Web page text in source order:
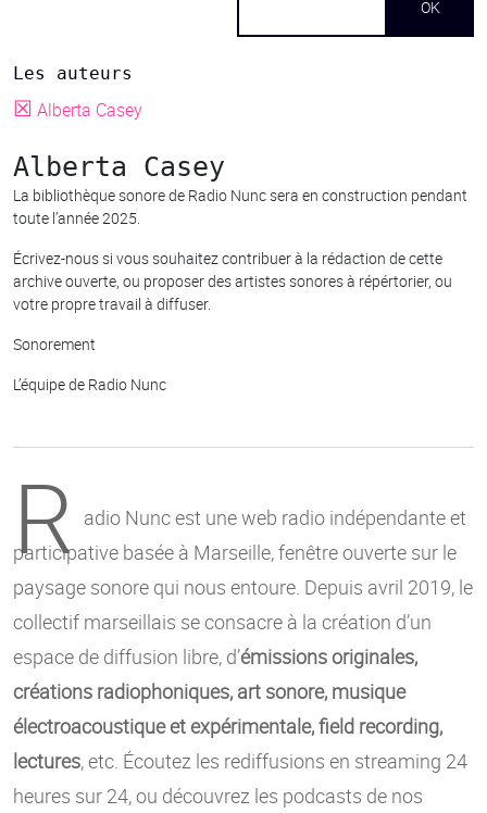
Les auteurs
☒ Alberta Casey
Alberta Casey
La bibliothèque sonore de Radio Nunc sera en construction pendant
toute l’année 2025.
Écrivez-nous si vous souhaitez contribuer à la rédaction de cette
archive ouverte, ou proposer des artistes sonores à répértorier, ou
votre propre travail à diffuser.
Sonorement
L’équipe de Radio Nunc
R adio Nunc est une web radio indépendante et
participative basée à Marseille, fenêtre ouverte sur le
paysage sonore qui nous entoure. Depuis avril 2019, le
collectif marseillais se consacre à la création d’un
espace de diffusion libre, d’émissions originales,
créations radiophoniques, art sonore, musique
électroacoustique et expérimentale, field recording,
lectures, etc. Écoutez les rediffusions en streaming 24
heures sur 24, ou découvrez les podcasts de nos